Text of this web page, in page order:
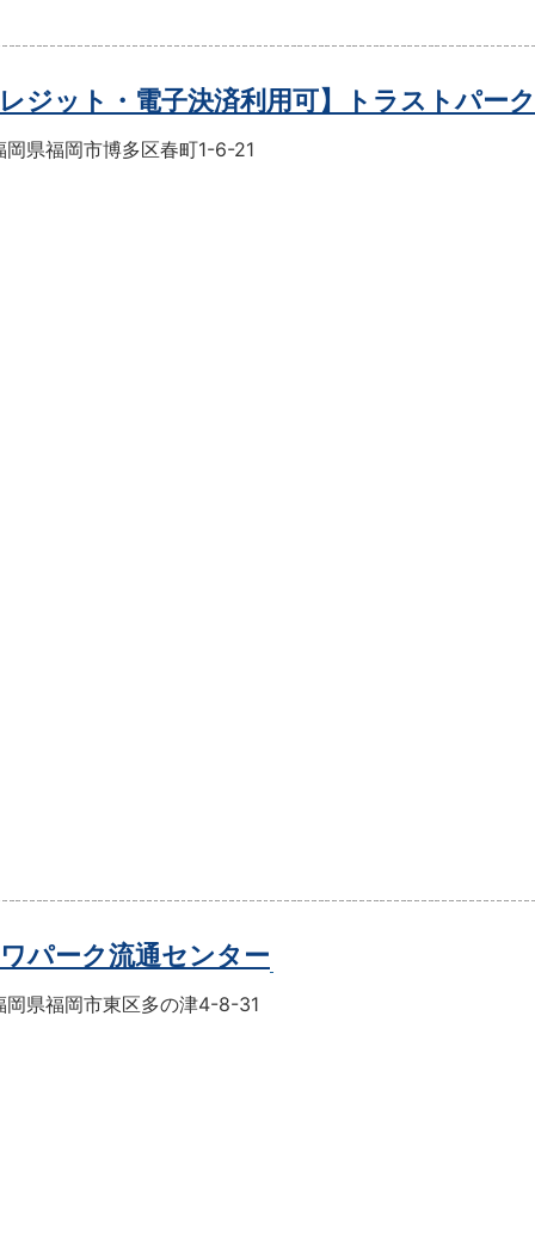
レジット・電子決済利用可】トラストパー
岡県福岡市博多区春町1-6-21
パーク流通センター
岡県福岡市東区多の津4-8-31